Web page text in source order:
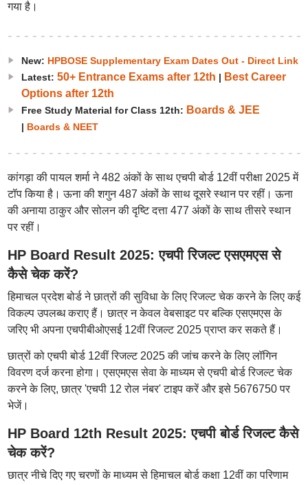
गया है।
New: HPBOSE Supplementary Exam Dates Out - Direct Link
Latest: 50+ Entrance Exams after 12th | Best Career
Options after 12th
Free Study Material for Class 12th: Boards & JEE
| Boards & NEET
कांगड़ा की पायल शर्मा ने 482 अंकों के साथ एचपी बोर्ड 12वीं परीक्षा 2025 में
टॉप किया है। ऊना की शगुन 487 अंकों के साथ दूसरे स्थान पर रहीं। ऊना
की अनाया ठाकुर और सोलन की दृष्टि दत्ता 477 अंकों के साथ तीसरे स्थान
पर रहीं।
HP Board Result 2025: एचपी रिजल्ट एसएमएस से
कैसे चेक करें?
हिमाचल प्रदेश बोर्ड ने छात्रों की सुविधा के लिए रिजल्ट चेक करने के लिए कई
विकल्प उपलब्ध कराए हैं। छात्र न केवल वेबसाइट पर बल्कि एसएमएस के
जरिए भी अपना एचपीबीओएसई 12वीं रिजल्ट 2025 प्राप्त कर सकते हैं।
छात्रों को एचपी बोर्ड 12वीं रिजल्ट 2025 की जांच करने के लिए लॉगिन
विवरण दर्ज करना होगा। एसएमएस सेवा के माध्यम से एचपी बोर्ड रिजल्ट चेक
करने के लिए, छात्र 'एचपी 12 रोल नंबर' टाइप करें और इसे 5676750 पर
भेजें।
HP Board 12th Result 2025: एचपी बोर्ड रिजल्ट कैसे
चेक करें?
छात्र नीचे दिए गए चरणों के माध्यम से हिमाचल बोर्ड कक्षा 12वीं का परिणाम